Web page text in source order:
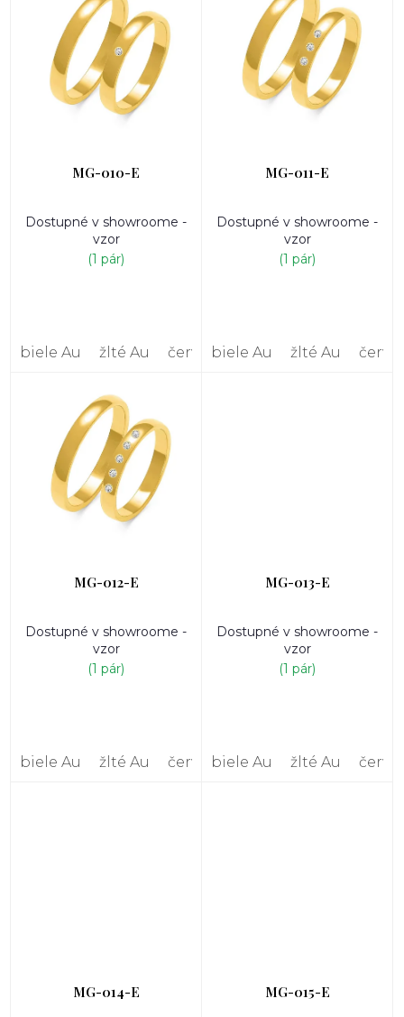
MG-010-E
Dostupné v showroome -
vzor
(1 pár)
biele Au žlté Au červené Au
MG-011-E
Dostupné v showroome -
vzor
(1 pár)
biele Au žlté Au
MG-012-E
Dostupné v showroome -
vzor
(1 pár)
biele Au žlté Au červené Au
MG-013-E
Dostupné v showroome -
vzor
(1 pár)
biele Au žlté Au
MG-014-E MG-015-E